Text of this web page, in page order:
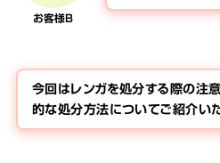
お客様B
今回はレンガを処分する際の注
的な処分方法についてご紹介い